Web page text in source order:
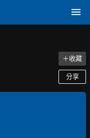
＋收藏
分享